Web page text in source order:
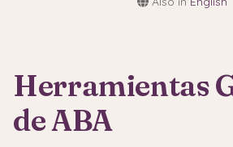
Herramientas
de ABA